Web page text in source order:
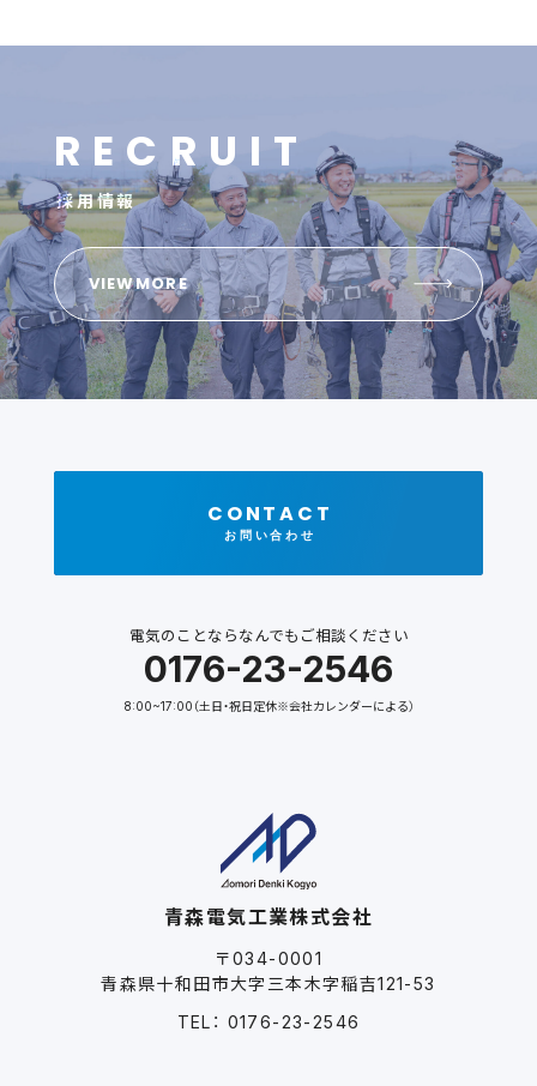
R E C R U I T
採用情報
VIEWMORE
青森電気工業株式会社
〒034-0001
青森県十和田市大字三本木字稲吉121-53
TEL： 0176-23-2546
CONTACT
お問い合わせ
電気のことならなんでもご相談ください
0176-23-2546
8:00~17:00（土日・祝日定休※会社カレンダーによる）